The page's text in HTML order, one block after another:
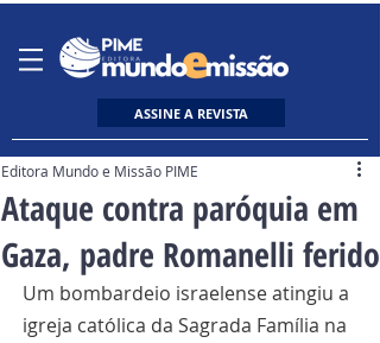
ASSINE A REVISTA
Ataque contra paróquia em
Gaza, padre Romanelli ferido
Editora Mundo e Missão PIME
Um bombardeio israelense atingiu a
igreja católica da Sagrada Família na